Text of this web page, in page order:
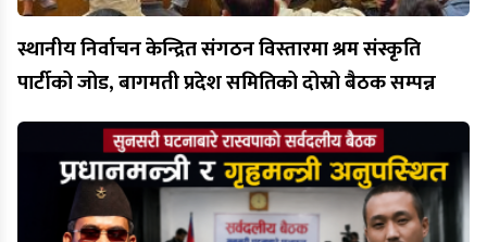
स्थानीय निर्वाचन केन्द्रित संगठन विस्तारमा श्रम संस्कृति
पार्टीको जोड, बागमती प्रदेश समितिको दोस्रो बैठक सम्पन्न